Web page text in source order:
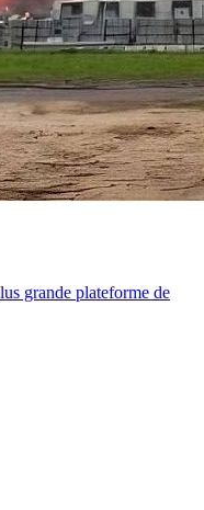
grande plateforme de